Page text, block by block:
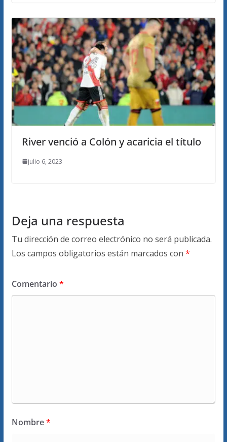
River venció a Colón y acaricia el título
julio 6, 2023
Deja una respuesta
Tu dirección de correo electrónico no será publicada.
Los campos obligatorios están marcados con *
Comentario *
Nombre*